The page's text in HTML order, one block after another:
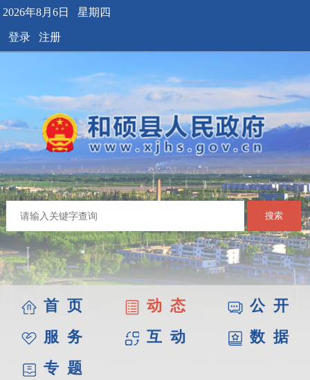
2026年8月6日 星期四
登录 注册
搜索
首 页 动 态
公 开
服 务
互 动
数 据
专 题